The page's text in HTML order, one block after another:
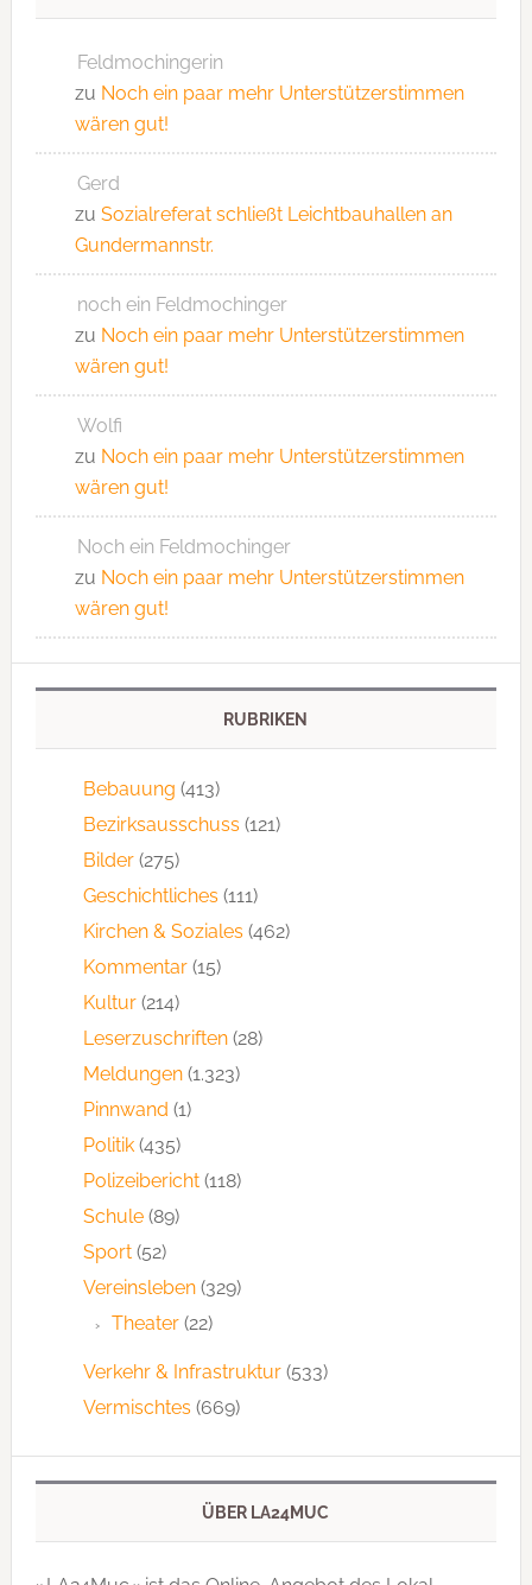
Feldmochingerin
zu Noch ein paar mehr Unterstützerstimmen
wären gut!
Gerd
zu Sozialreferat schließt Leichtbauhallen an
Gundermannstr.
noch ein Feldmochinger
zu Noch ein paar mehr Unterstützerstimmen
wären gut!
Wolfi
zu Noch ein paar mehr Unterstützerstimmen
wären gut!
Noch ein Feldmochinger
zu Noch ein paar mehr Unterstützerstimmen
wären gut!
RUBRIKEN
Bebauung (413)
Bezirksausschuss (121)
Bilder(275)
Geschichtliches (111)
Kirchen & Soziales (462)
Kommentar(15)
Kultur(214)
Leserzuschriften(28)
Meldungen(1.323)
Pinnwand (1)
Politik(435)
Polizeibericht(118)
Schule(89)
Sport(52)
Vereinsleben(329)
Theater(22)
Verkehr & Infrastruktur(533)
Vermischtes (669)
ÜBER LA24MUC